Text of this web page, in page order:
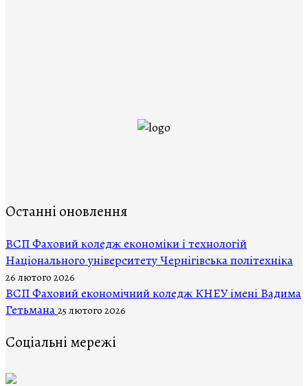
Останні оновлення
ВCП Фаховий коледж економіки і технологій
Національного університету Чернігівська політехніка
26 лютого 2026
ВСП Фаховий економічний коледж КНЕУ імені Вадима
Гетьмана 25 лютого 2026
Соціальні мережі